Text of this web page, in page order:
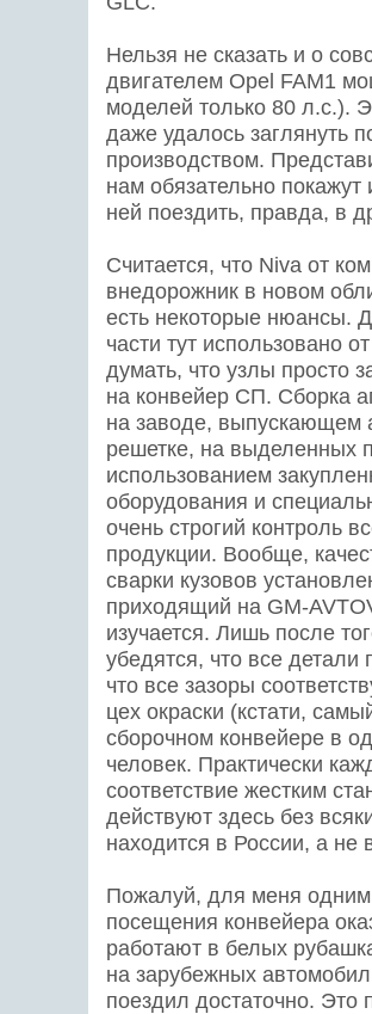
Нельзя не сказать и о
двигателем Opel FAM1
моделей только 80 л.с.).
даже удалось заглянуть
производством.
нам обязательно
ней поездить, правда, в
Считается, что Niva от
внедорожник в новом
есть некоторые нюансы.
части тут использовано
думать, что узлы просто
на конвейер СП. Сборка
на заводе, выпускающем
решетке, на выделенных
использованием
оборудования и
очень строгий контроль
продукции. Вообще,
сварки кузовов
приходящий на GM-
изучается. Лишь после
убедятся, что все детали
что все зазоры
цех окраски (кстати,
сборочном конвейере в
человек. Практически
соответствие жестким
действуют здесь без
находится в России, а не
Пожалуй, для меня одним
посещения конвейера
работают в белых
на зарубежных
поездил достаточно. Это